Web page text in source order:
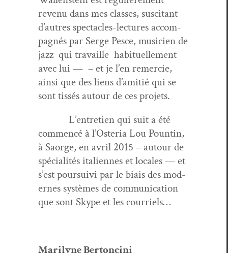
revenu dans mes class­es, sus­ci­tant
d’autres spec­ta­cles-lec­tures accom­
pa­g­nés par Serge Pesce, musi­cien de
jazz qui tra­vaille habituelle­ment
avec lui — – et je l’en remer­cie,
ain­si que des liens d’ami­tié qui se
sont tis­sés autour de ces projets.
L’en­tre­tien qui suit a été
com­mencé à l’Os­te­ria Lou Pountin,
à Saorge, en avril 2015 – autour de
spé­cial­ités ital­i­ennes et locales — et
s’est pour­suivi par le biais des mod­
ernes sys­tèmes de com­mu­ni­ca­tion
que sont Skype et les courriels…
Mar­i­lyne Bertoncini